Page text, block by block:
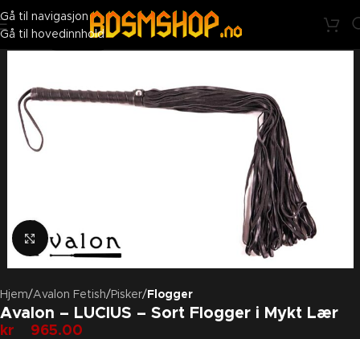
Gå til navigasjon
Gå til hovedinnhold
BDSMshop - Nå penere på utsiden. Like skitten på innsiden ;)
Klikk for å forstørre
Hjem Avalon Fetish Pisker Flogger
Avalon – LUCIUS – Sort Flogger i Mykt Lær
kr 965.00